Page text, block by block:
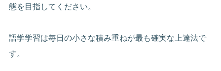
態を目指してください。
語学学習は毎日の小さな積み重ねが最も確実な上達法で
す。